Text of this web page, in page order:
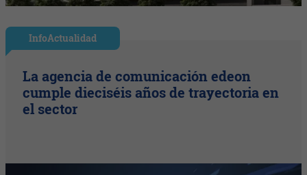
InfoActualidad
La agencia de comunicación edeon
cumple dieciséis años de trayectoria en
el sector